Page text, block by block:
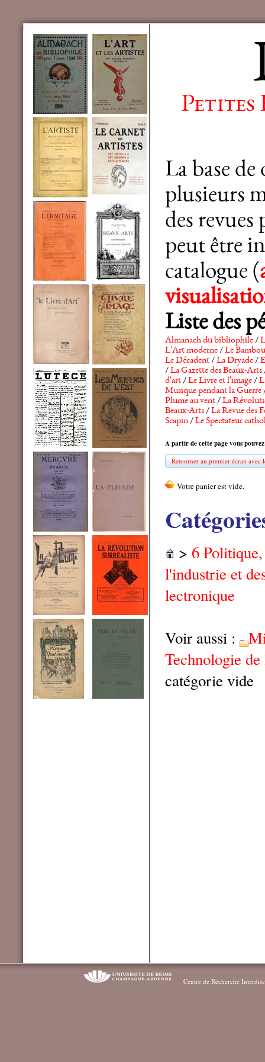
Petites
La base
plusieurs
des revues
peut être
catalogue (
Liste des
Almanach du bibliophile/
L'Art moderne/Le Bambou
Le Décadent/La Dryade/
/La Gazette des Beaux-Arts
d'art/Le Livre et l'image/
Musique pendant la Guerre
Plume au vent/La
Beaux-Arts/La Revue des
Scapin/Le Spectateur
A partir de cette page vous
Retourner au premier écran avec
> 6
l'industrie et
lectronique
Voir aussi :
Technologie
catégorie vide
Centre de Recherche